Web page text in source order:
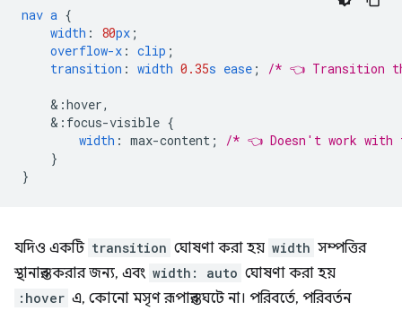
nav a {
width : 80px ;
overflow-x : clip ;
transition : width 0.35s ease ; /* 👈 Transition
& :hover,
& :focus-visible {
width : max-content ;
/* 👈 Doesn't work
}
}
যদিও একটি transition ঘোষণা করা হয় width সম্পত্তির
স্থানান্তর করার জন্য, এবং width: auto ঘোষণা করা হয়
:hover এ, কোনো মসৃণ রূপান্তর ঘটে না। পরিবর্তে, পরিবর্তন